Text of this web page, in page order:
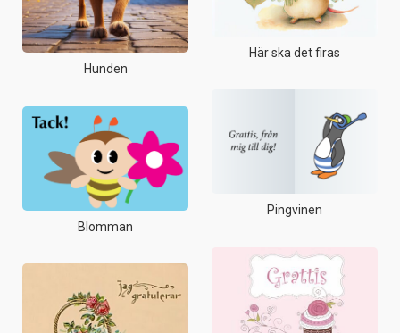
Hunden
Blomman
Här ska det firas
Pingvinen